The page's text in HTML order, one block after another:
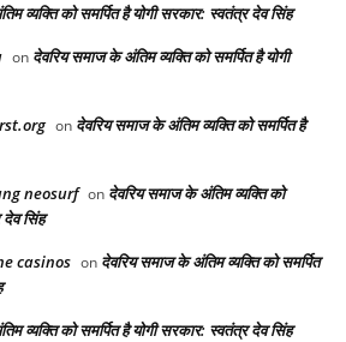
व्यक्ति को समर्पित है योगी सरकार: स्वतंत्र देव सिंह
on देवरिय समाज के अंतिम व्यक्ति को समर्पित है योगी
on देवरिय समाज के अंतिम व्यक्ति को समर्पित है
neosurf on देवरिय समाज के अंतिम व्यक्ति को
देव सिंह
casinos on देवरिय समाज के अंतिम व्यक्ति को समर्पित
व्यक्ति को समर्पित है योगी सरकार: स्वतंत्र देव सिंह